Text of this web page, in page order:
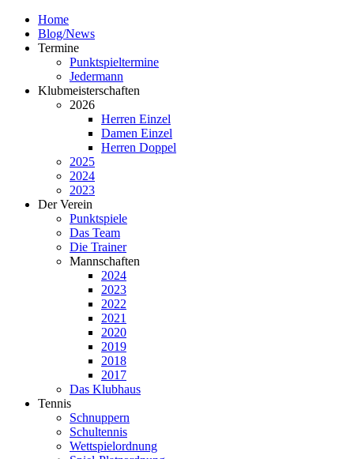
Home
Blog/News
Termine
Punktspieltermine
Jedermann
Klubmeisterschaften
2026
Herren Einzel
Damen Einzel
Herren Doppel
2025
2024
2023
Der Verein
Punktspiele
Das Team
Die Trainer
Mannschaften
2024
2023
2022
2021
2020
2019
2018
2017
Das Klubhaus
Tennis
Schnuppern
Schultennis
Wettspielordnung